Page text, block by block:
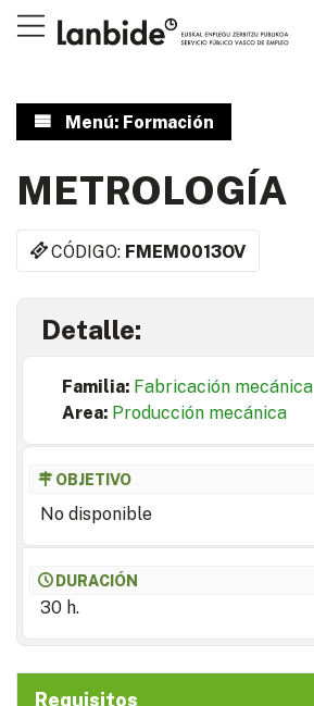
Menú: Formación
METROLOGÍA
CÓDIGO: FMEM0013OV
Detalle:
Familia: Fabricación mecánica
Area: Producción mecánica
OBJETIVO
No disponible
DURACIÓN
30 h.
Requisitos